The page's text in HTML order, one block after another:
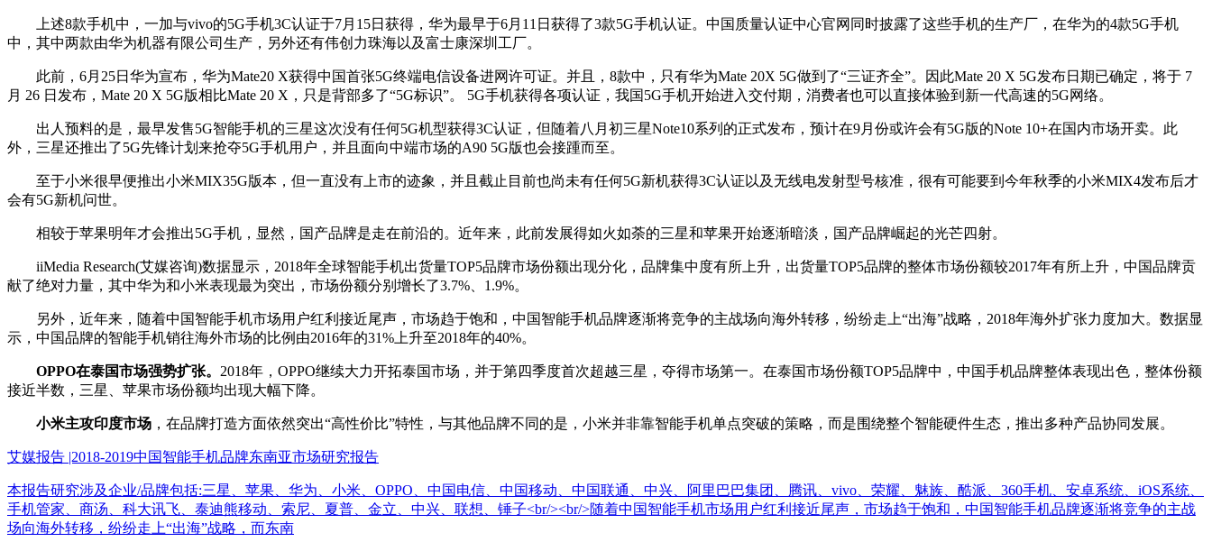
上述8款手机中，一加与vivo的5G手机3C认证于7月15日获得，华为最早于6月11日获得了3款5G手机认证。中国质量认证中心官网同时披露了这些手机的生产厂，在华为的4款5G手机
中，其中两款由华为机器有限公司生产，另外还有伟创力珠海以及富士康深圳工厂。
此前，6月25日华为宣布，华为Mate20 X获得中国首张5G终端电信设备进网许可证。并且，8款中，只有华为Mate 20X 5G做到了“三证齐全”。因此Mate 20 X 5G发布日期已确定，将于 7
月 26 日发布，Mate 20 X 5G版相比Mate 20 X，只是背部多了“5G标识”。 5G手机获得各项认证，我国5G手机开始进入交付期，消费者也可以直接体验到新一代高速的5G网络。
出人预料的是，最早发售5G智能手机的三星这次没有任何5G机型获得3C认证，但随着八月初三星Note10系列的正式发布，预计在9月份或许会有5G版的Note 10+在国内市场开卖。此
外，三星还推出了5G先锋计划来抢夺5G手机用户，并且面向中端市场的A90 5G版也会接踵而至。
至于小米很早便推出小米MIX35G版本，但一直没有上市的迹象，并且截止目前也尚未有任何5G新机获得3C认证以及无线电发射型号核准，很有可能要到今年秋季的小米MIX4发布后才
会有5G新机问世。
相较于苹果明年才会推出5G手机，显然，国产品牌是走在前沿的。近年来，此前发展得如火如荼的三星和苹果开始逐渐暗淡，国产品牌崛起的光芒四射。
iiMedia Research(艾媒咨询)数据显示，2018年全球智能手机出货量TOP5品牌市场份额出现分化，品牌集中度有所上升，出货量TOP5品牌的整体市场份额较2017年有所上升，中国品牌贡
献了绝对力量，其中华为和小米表现最为突出，市场份额分别增长了3.7%、1.9%。
另外，近年来，随着中国智能手机市场用户红利接近尾声，市场趋于饱和，中国智能手机品牌逐渐将竞争的主战场向海外转移，纷纷走上“出海”战略，2018年海外扩张力度加大。数据显
示，中国品牌的智能手机销往海外市场的比例由2016年的31%上升至2018年的40%。
OPPO在泰国市场强势扩张。 2018年，OPPO继续大力开拓泰国市场，并于第四季度首次超越三星，夺得市场第一。在泰国市场份额TOP5品牌中，中国手机品牌整体表现出色，整体份额
接近半数，三星、苹果市场份额均出现大幅下降。
小米主攻印度市场 ，在品牌打造方面依然突出“高性价比”特性，与其他品牌不同的是，小米并非靠智能手机单点突破的策略，而是围绕整个智能硬件生态，推出多种产品协同发展。
艾媒报告 |2018-2019中国智能手机品牌东南亚市场研究报告
本报告研究涉及企业/品牌包括:三星、苹果、华为、小米、OPPO、中国电信、中国移动、中国联通、中兴、阿里巴巴集团、腾讯、vivo、荣耀、魅族、酷派、360手机、安卓系统、iOS系统、
手机管家、商汤、科大讯飞、泰迪熊移动、索尼、夏普、金立、中兴、联想、锤子<br/><br/>随着中国智能手机市场用户红利接近尾声，市场趋于饱和，中国智能手机品牌逐渐将竞争的主战
场向海外转移，纷纷走上“出海”战略，而东南